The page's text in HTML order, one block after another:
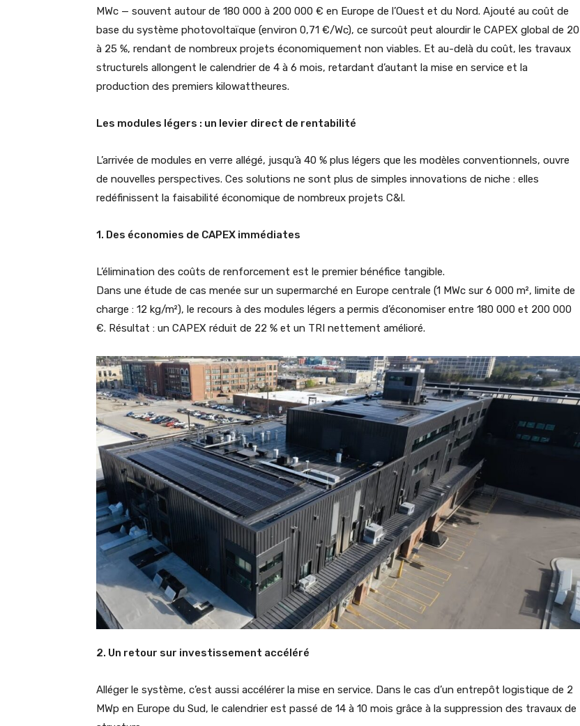
MWc — souvent autour de 180 000 à 200 000 € en Europe de l’Ouest et du Nord. Ajouté au coût de
base du système photovoltaïque (environ 0,71 €/Wc), ce surcoût peut alourdir le CAPEX global de 20
à 25 %, rendant de nombreux projets économiquement non viables. Et au-delà du coût, les travaux
structurels allongent le calendrier de 4 à 6 mois, retardant d’autant la mise en service et la
production des premiers kilowattheures.
Les modules légers : un levier direct de rentabilité
L’arrivée de modules en verre allégé, jusqu’à 40 % plus légers que les modèles conventionnels, ouvre
de nouvelles perspectives. Ces solutions ne sont plus de simples innovations de niche : elles
redéfinissent la faisabilité économique de nombreux projets C&I.
1. Des économies de CAPEX immédiates
L’élimination des coûts de renforcement est le premier bénéfice tangible.
Dans une étude de cas menée sur un supermarché en Europe centrale (1 MWc sur 6 000 m², limite de
charge : 12 kg/m²), le recours à des modules légers a permis d’économiser entre 180 000 et 200 000
€. Résultat : un CAPEX réduit de 22 % et un TRI nettement amélioré.
2. Un retour sur investissement accéléré
Alléger le système, c’est aussi accélérer la mise en service. Dans le cas d’un entrepôt logistique de 2
MWp en Europe du Sud, le calendrier est passé de 14 à 10 mois grâce à la suppression des travaux de